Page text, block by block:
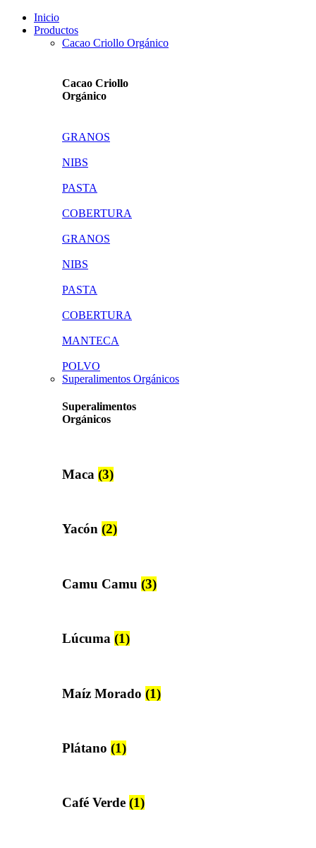
Inicio
Productos
Cacao Criollo Orgánico
Cacao Criollo
Orgánico
GRANOS
NIBS
PASTA
COBERTURA
GRANOS
NIBS
PASTA
COBERTURA
MANTECA
POLVO
Superalimentos Orgánicos
Superalimentos
Orgánicos
Maca (3)
Yacón (2)
Camu Camu (3)
Lúcuma (1)
Maíz Morado (1)
Plátano (1)
Café Verde (1)